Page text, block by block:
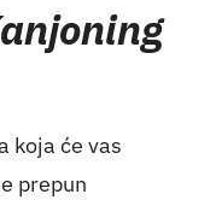
koja će vas
prepun